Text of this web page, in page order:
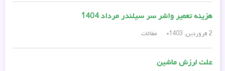
هزینه تعمیر واشر سر سیلندر مرداد 1404
2 فروردین, 1403 مقالات
علت لرزش ماشین